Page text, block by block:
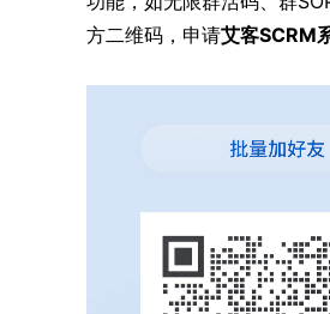
方二维码，申请艾客SCRM